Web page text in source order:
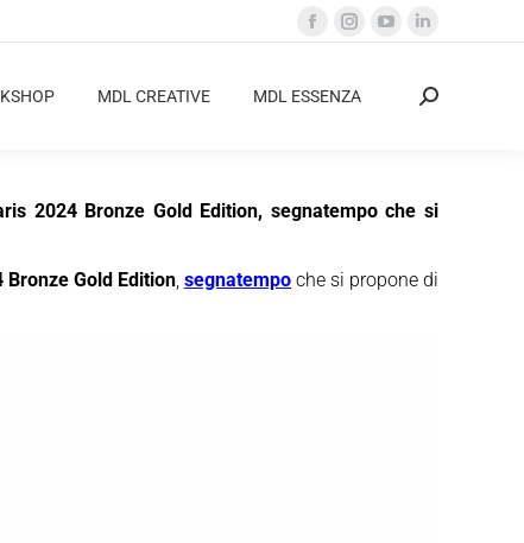
Facebook
opens
Instagram
opens
YouTube
opens
Linkedin
opens
MDL CREATIVE MDL ESSENZA Cerca:
2024 Bronze Gold Edition, segnatempo che si
Bronze Gold Edition, segnatempoche si propone di